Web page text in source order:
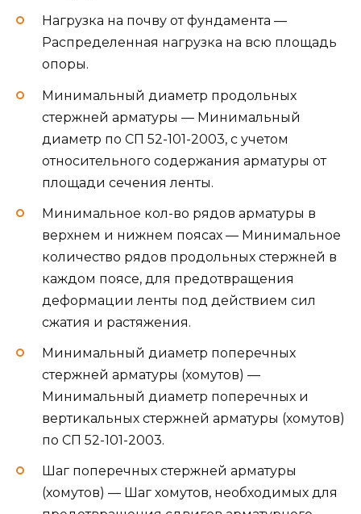
Шаг поперечных стержней арматуры
(хомутов) — Шаг хомутов, необходимых для
каркаса при заливке бетона.
Величина нахлеста арматуры — При
креплении отрезков стержней внахлест.
Общая длина арматуры — Длина всей
арматуры для вязки каркаса с учетом
нахлеста.
Общий вес арматуры — Вес арматурного
каркаса.
Толщина доски опалубки — Расчетная
ГОСТ Р 52086-2003, для заданных
параметров фундамента и при заданном
шаге опор.
Кол-во досок для опалубки — Количество
размера.